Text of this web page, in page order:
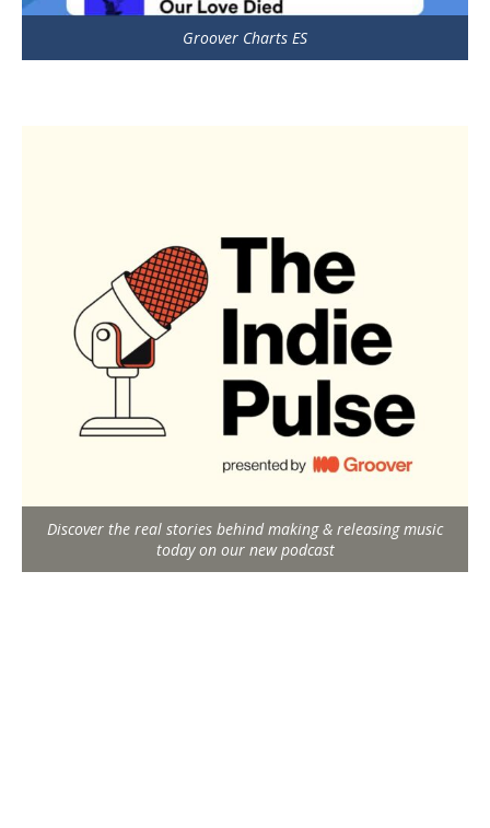
Groover Charts ES
Discover the real stories behind making & releasing music
today on our new podcast